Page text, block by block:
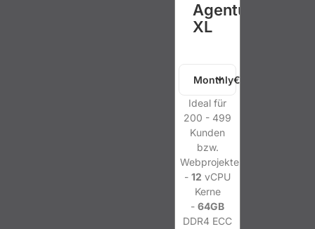
Agentur
XL
Monthly€149.99 EUR
Ideal für
200 - 499
Kunden
bzw.
Webprojekte
-12 vCPU
Kerne
-64GB
DDR4 ECC